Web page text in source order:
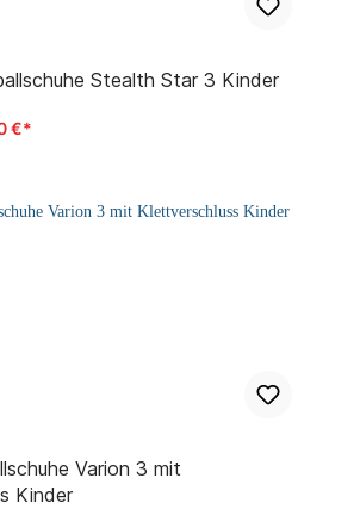
Stealth Star 3 Kinder
€*
Varion 3 mit
Kinder